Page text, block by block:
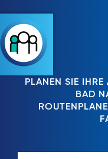
PLANEN SIE IHRE
BAD